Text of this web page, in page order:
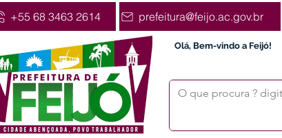
+55 68 3463 2614 prefeitura@feijo.ac.gov.br
Olá, Bem-vindo a Feijó!